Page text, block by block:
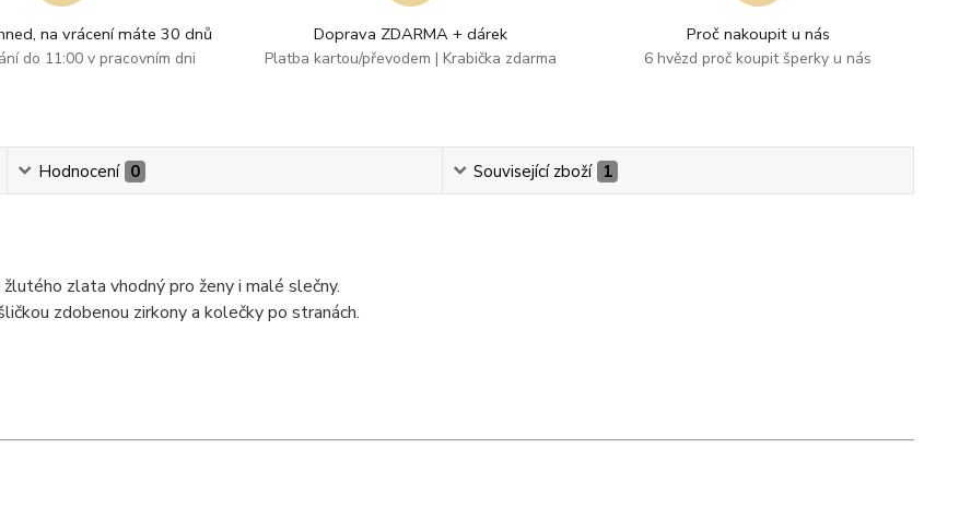
na vrácení máte 30 dnů
do 11:00 v pracovním dni
Doprava ZDARMA + dárek
Platba kartou/převodem | Krabička zdarma
Proč nakoupit u nás
6 hvězd proč koupit šperky u nás
Hodnocení 0 Související zboží 1
zlata vhodný pro ženy i malé slečny.
zdobenou zirkony a kolečky po stranách.